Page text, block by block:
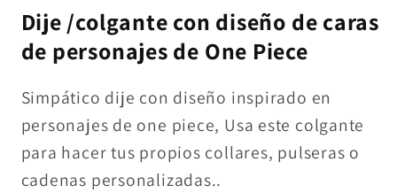
de
One
de
One
Dije /colgante con diseño de caras
de personajes de One Piece
Simpático dije con diseño inspirado en
personajes de one piece, Usa este colgante
para hacer tus propios collares, pulseras o
cadenas personalizadas..